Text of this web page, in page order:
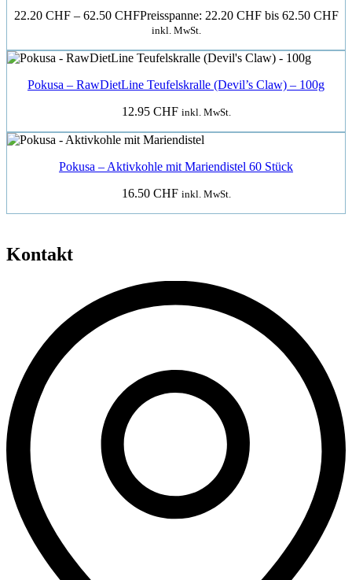
22.20 CHF – 62.50 CHFPreisspanne: 22.20 CHF bis 62.50 CHF
inkl. MwSt.
Pokusa – RawDietLine Teufelskralle (Devil’s Claw) – 100g
12.95 CHF inkl. MwSt.
Pokusa – Aktivkohle mit Mariendistel 60 Stück
16.50 CHF inkl. MwSt.
Kontakt